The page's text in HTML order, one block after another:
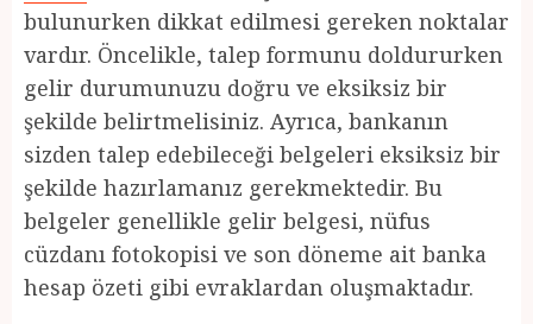
bulunurken dikkat edilmesi gereken noktalar
vardır. Öncelikle, talep formunu doldururken
gelir durumunuzu doğru ve eksiksiz bir
şekilde belirtmelisiniz. Ayrıca, bankanın
sizden talep edebileceği belgeleri eksiksiz bir
şekilde hazırlamanız gerekmektedir. Bu
belgeler genellikle gelir belgesi, nüfus
cüzdanı fotokopisi ve son döneme ait banka
hesap özeti gibi evraklardan oluşmaktadır.